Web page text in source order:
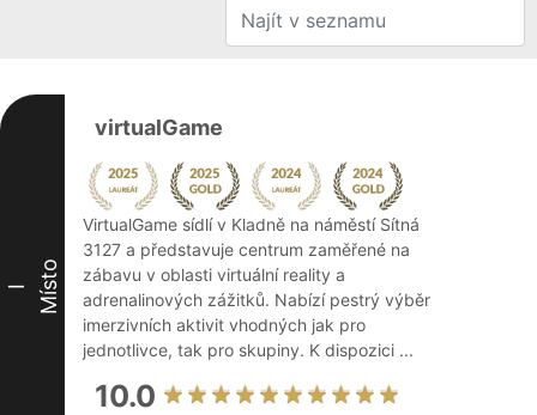
I Místo
virtualGame
VirtualGame sídlí v Kladně na náměstí Sítná
3127 a představuje centrum zaměřené na
zábavu v oblasti virtuální reality a
adrenalinových zážitků. Nabízí pestrý výběr
imerzivních aktivit vhodných jak pro
jednotlivce, tak pro skupiny. K dispozici ...
10.0